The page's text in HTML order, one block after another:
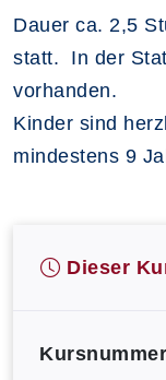
Dauer ca. 2,5
statt. In der
vorhanden.
Kinder sind
mindestens 9
Dieser
Kursnummer